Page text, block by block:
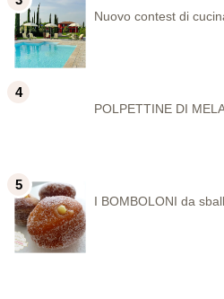
Nuovo contest di
POLPETTINE DI
I BOMBOLONI da